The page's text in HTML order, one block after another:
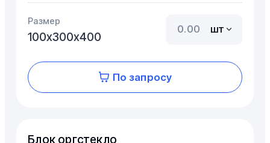
Размер
100х300х400
шт
По запросу
Блок оргстекло